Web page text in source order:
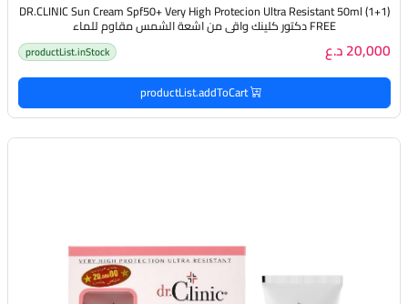
(DR.CLINIC Sun Cream Spf50+ Very High Protecion Ultra Resistant 50ml (1+1
FREE دكتور كلينك واقي من اشعة الشمس مقاوم للماء
20,000 د.ع productList.inStock
productList.addToCart